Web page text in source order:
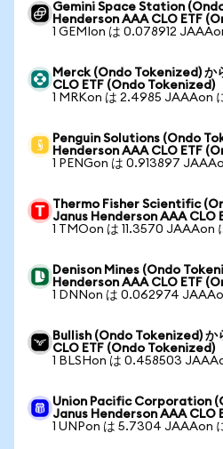
Gemini Space Station
Henderson AAA CLO ETF
1 GEMIon は 0.078912
Merck (Ondo Tokenized) か
CLO ETF (Ondo Tokenized)
1 MRKon は 2.4985 JAAAon
Penguin Solutions (Ondo
Henderson AAA CLO ETF
1 PENGon は 0.913897
Thermo Fisher Scientific
Janus Henderson AAA CLO
1 TMOon は 11.3570 JAAAon
Denison Mines (Ondo
Henderson AAA CLO ETF
1 DNNon は 0.062974
Bullish (Ondo Tokenized)
CLO ETF (Ondo Tokenized)
1 BLSHon は 0.458503
Union Pacific Corporation
Janus Henderson AAA CLO
1 UNPon は 5.7304 JAAAon